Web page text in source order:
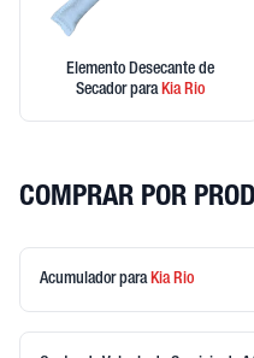
Elemento Desecante de
Secador paraKiaRio
COMPRAR POR
Acumuladorpara KiaRio